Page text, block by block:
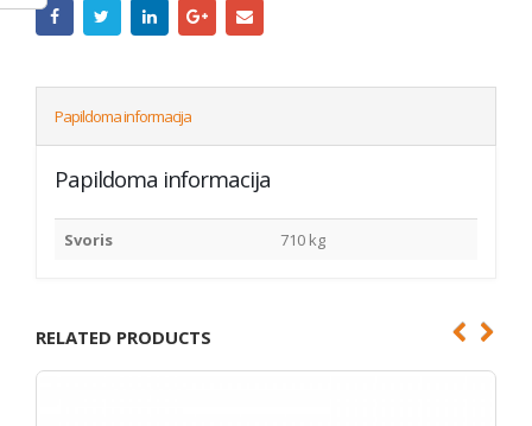
Papildoma informacija
Papildoma informacija
Svoris 710 kg
RELATED PRODUCTS